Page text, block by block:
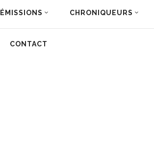
ÉMISSIONS CHRONIQUEURS
CONTACT